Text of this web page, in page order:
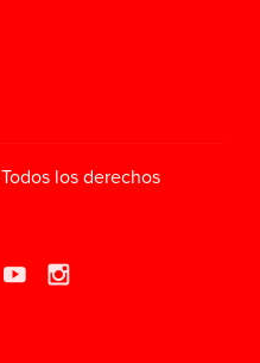
Todos los derechos